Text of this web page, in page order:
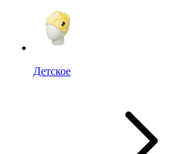
Детское